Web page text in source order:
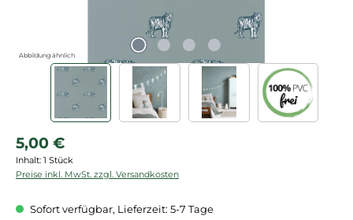
Abbildung ähnlich
Regulärer Preis:
5,00 €
Inhalt: 1 Stück
Preise inkl. MwSt. zzgl. Versandkosten
Sofort verfügbar, Lieferzeit: 5-7 Tage